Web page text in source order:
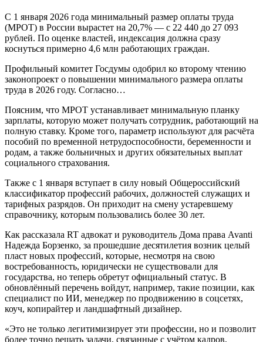
С 1 января 2026 года минимальный размер оплаты труда
(МРОТ) в России вырастет на 20,7% — с 22 440 до 27 093
рублей. По оценке властей, индексация должна сразу
коснуться примерно 4,6 млн работающих граждан.
Профильный комитет Госдумы одобрил ко второму чтению
законопроект о повышении минимального размера оплаты
труда в 2026 году. Согласно…
Поясним, что МРОТ устанавливает минимальную планку
зарплаты, которую может получать сотрудник, работающий на
полную ставку. Кроме того, параметр используют для расчёта
пособий по временной нетрудоспособности, беременности и
родам, а также больничных и других обязательных выплат
социального страхования.
Также с 1 января вступает в силу новый Общероссийский
классификатор профессий рабочих, должностей служащих и
тарифных разрядов. Он приходит на смену устаревшему
справочнику, которым пользовались более 30 лет.
Как рассказала RT адвокат и руководитель Дома права Avanti
Надежда Борзенко, за прошедшие десятилетия возник целый
пласт новых профессий, которые, несмотря на свою
востребованность, юридически не существовали для
государства, но теперь обретут официальный статус. В
обновлённый перечень войдут, например, такие позиции, как
специалист по ИИ, менеджер по продвижению в соцсетях,
коуч, копирайтер и ландшафтный дизайнер.
«Это не только легитимизирует эти профессии, но и позволит
более точно решать задачи, связанные с учётом кадров,